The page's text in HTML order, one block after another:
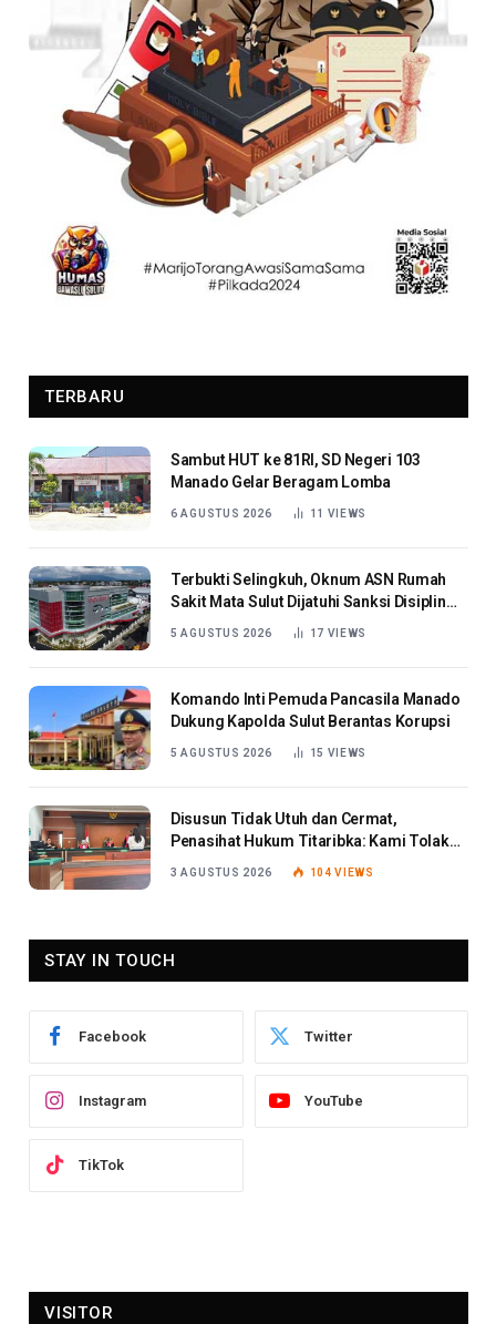
TERBARU
Sambut HUT ke 81RI, SD Negeri 103
Manado Gelar Beragam Lomba
6 AGUSTUS 2026 11 VIEWS
Terbukti Selingkuh, Oknum ASN Rumah
Sakit Mata Sulut Dijatuhi Sanksi Disiplin
5 AGUSTUS 2026 17 VIEWS
Komando Inti Pemuda Pancasila Manado
Dukung Kapolda Sulut Berantas Korupsi
5 AGUSTUS 2026 15 VIEWS
Disusun Tidak Utuh dan Cermat,
Penasihat Hukum Titaribka: Kami Tolak
3 AGUSTUS 2026 104VIEWS
STAY IN TOUCH
Facebook Twitter
Instagram YouTube
TikTok
VISITOR